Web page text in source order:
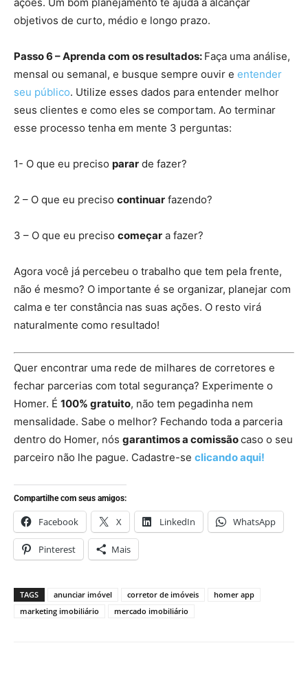
objetivos de curto, médio e longo prazo.
Passo 6 – Aprenda com os resultados: Faça uma análise,
mensal ou semanal, e busque sempre ouvir e entender
seu público. Utilize esses dados para entender melhor
seus clientes e como eles se comportam. Ao terminar
esse processo tenha em mente 3 perguntas:
1- O que eu preciso parar de fazer?
2 – O que eu preciso continuar fazendo?
3 – O que eu preciso começar a fazer?
Agora você já percebeu o trabalho que tem pela frente,
não é mesmo? O importante é se organizar, planejar com
calma e ter constância nas suas ações. O resto virá
naturalmente como resultado!
Quer encontrar uma rede de milhares de corretores e
fechar parcerias com total segurança? Experimente o
Homer. É 100% gratuito, não tem pegadinha nem
mensalidade. Sabe o melhor? Fechando toda a parceria
dentro do Homer, nós garantimos a comissãocaso o seu
parceiro não lhe pague. Cadastre-se clicando aqui!
Compartilhe com seus amigos:
Facebook X LinkedIn WhatsApp
Pinterest Mais
TAGS anunciar imóvel corretor de imóveis
homer app
marketing imobiliário
mercado imobiliário